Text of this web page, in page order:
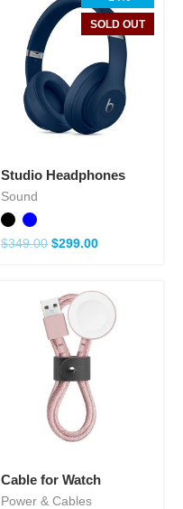
SOLD OUT
Studio Headphones
Sound
$349.00 $299.00
Cable for Watch
Power & Cables